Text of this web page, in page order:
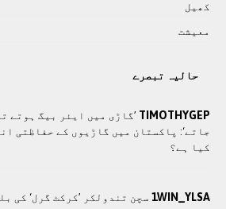
کھيل
معيشت
حالیہ تبصرے
TIMOTHYGEP ’گاڑی میں ایئر بیگ ہوتے
جاتے‘: پاکستان میں گاڑیوں کے حفاظتی
کیا ہے؟
1WIN_YLSA سچن تندولکر ’کرکٹ گرل‘ کی